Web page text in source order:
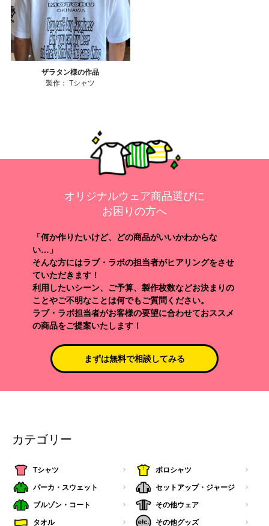
ザラタン様の作品
製作： Tシャツ
オリジナルウェア商品選びに
お困りの方へ
「何か作りたいけど、どの商品がいいかわからな
い…」
そんな方にはラブ・ラボの担当者がヒアリングをさせ
ていただきます！
利用したいシーン、ご予算、製作枚数などお決まりの
ことやご不明なことは何でもご質問ください。
ラブ・ラボ担当者がお客様の要望に合わせておススメ
の商品をご提案いたします！
まずは無料で相談してみる
カテゴリー
Tシャツ ポロシャツ
パーカ・スウェット セットアップ・ジャージ
ブルゾン・コート その他ウェア
タオル その他グッズ